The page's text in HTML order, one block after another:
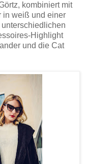
kombiniert mit
in weiß und einer
Highlight
und die Cat